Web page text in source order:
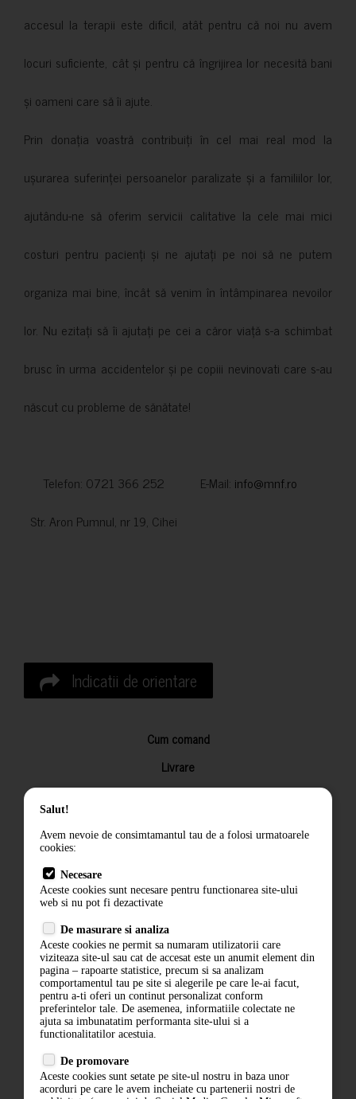
accesul la terapii este dificil, atât pentru că noi nu avem
locuri suficiente, cât și pentru că îngrijirea lor necesită bani
și oameni care să îi ajute.
Prin donația voastră contribuiți în cel mai real mod la
ușurarea suferinței persoanelor paralizate și a familiilor lor,
ajutându-ne să oferim servicii calitative la cele mai mici
costuri pentru pacienți și ne ajutați pe noi să ne putem
organiza mai bine, încât să venim în întâmpinarea nevoilor
lor. Nu ezitați să îi ajutați pe cei a căror viață s-a schimbat
brusc în urma accidentelor și pe copiii nevinovati care s-au
născut cu probleme de sănătate!
Telefon: 0721 366 252 E-Mail: info@mnf.ro
Str. Aron Pumnul, nr 19, Cihei
Indicatii de orientare
Cum comand
Livrare
Returnarea produselor
Termeni si conditii
Politica de confidentialitate
ANPC
ABONARE LA NEWSLETTER
Salut!
Avem nevoie de consimtamantul tau de a folosi urmatoarele
cookies:
Necesare
Aceste cookies sunt necesare pentru functionarea site-ului
web si nu pot fi dezactivate
De masurare si analiza
Aceste cookies ne permit sa numaram utilizatorii care
viziteaza site-ul sau cat de accesat este un anumit element din
pagina – rapoarte statistice, precum si sa analizam
comportamentul tau pe site si alegerile pe care le-ai facut,
pentru a-ti oferi un continut personalizat conform
preferintelor tale. De asemenea, informatiile colectate ne
ajuta sa imbunatatim performanta site-ului si a
functionalitatilor acestuia.
De promovare
Aceste cookies sunt setate pe site-ul nostru in baza unor
acorduri pe care le avem incheiate cu partenerii nostri de